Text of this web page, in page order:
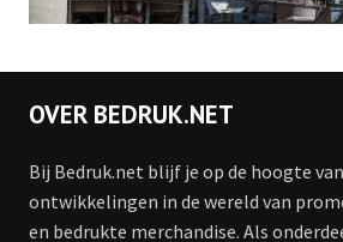
OVER BEDRUK.NET
Bij Bedruk.net blijf je op de hoogte
ontwikkelingen in de wereld van
en bedrukte merchandise. Als